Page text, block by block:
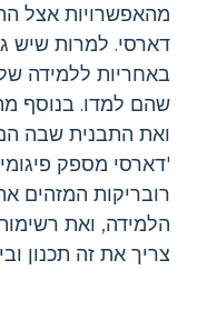
דארסי. למרות שיש
באחריות ללמידה
שהם למדו. בנוסף
ואת התבנית שבה
'דארסי מספק
רובריקות המזהים
הלמידה, ואת
צריך את זה תכנון